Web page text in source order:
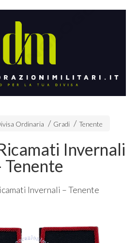
Ordinaria Gradi Tenente
Invernali
Tenente
Invernali – Tenente